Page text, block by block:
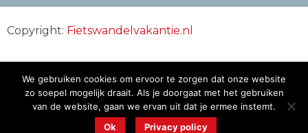
Copyright: Fietswandelvakantie.nl
Powered by: Hotel de Meulenhoek
Webdesign:
We gebruiken cookies om ervoor te zorgen dat onze website
zo soepel mogelijk draait. Als je doorgaat met het gebruiken
van de website, gaan we ervan uit dat je ermee instemt.
Ok
Privacy policy